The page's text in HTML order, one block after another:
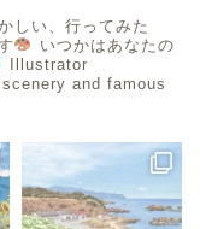
しい、行ってみた
いつかはあなたの
Illustrator
and famous